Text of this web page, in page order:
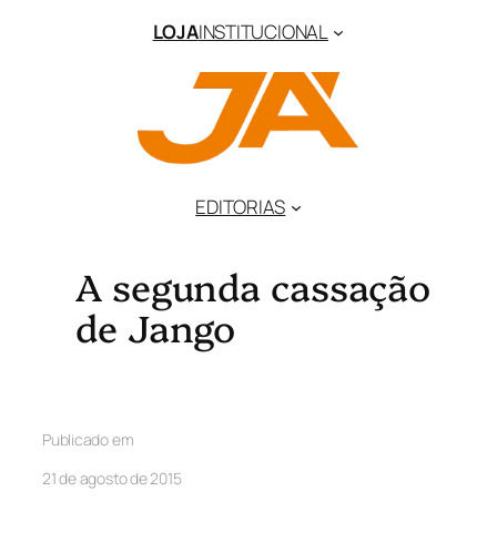
LOJAINSTITUCIONAL
EDITORIAS
A segunda cassação
de Jango
Publicado em
21 de agosto de 2015